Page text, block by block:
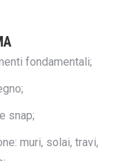
fondamentali;
snap;
muri, solai, travi,